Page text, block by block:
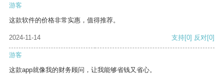
游客
这款软件的价格非常实惠，值得推荐。
2024-11-14 支持[0] 反对[0]
游客
这款app就像我的财务顾问，让我能够省钱又省心。